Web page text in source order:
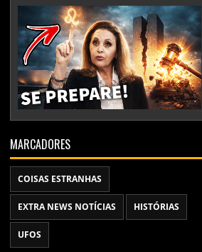
MARCADORES
COISAS ESTRANHAS
EXTRA NEWS NOTÍCIAS HISTÓRIAS
UFOS